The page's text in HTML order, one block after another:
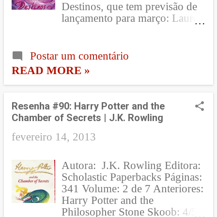
Destinos, que tem previsão de
lançamento para março: Laurel
com Klea para conquistar e
destruir Avalon. Com Tamani,
David, e Chelsea ao seu lado,
Laurel se prepara para uma luta
que nunca pensou que teria que
enfrentar. Capa linda, não é??
Amei! E Estou ansiosa para ver
o final da série!! Asas foi me
conquistando bem aos
ver como Laurel vai enfrentar
este novo desafio! Na
sequência de capas lindas e
lançamentos, a Scholastic ,
Postar um comentário
READ MORE »
Resenha #90: Harry Potter and the
Chamber of Secrets | J.K. Rowling
fevereiro 14, 2013
Autora: J.K. Rowling Editora:
Scholastic Paperbacks Páginas:
341 Volume: 2 de 7 Anteriores:
Harry Potter and the
Philosopher Stone Skoob: 4/5